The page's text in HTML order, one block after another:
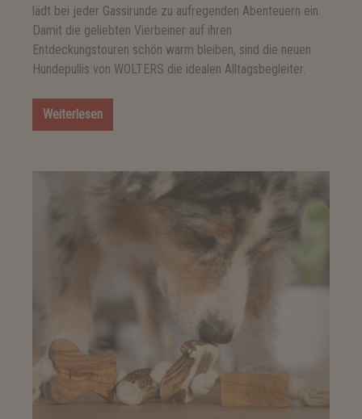
lädt bei jeder Gassirunde zu aufregenden Abenteuern ein.
Damit die geliebten Vierbeiner auf ihren
Entdeckungstouren schön warm bleiben, sind die neuen
Hundepullis von WOLTERS die idealen Alltagsbegleiter.
Weiterlesen